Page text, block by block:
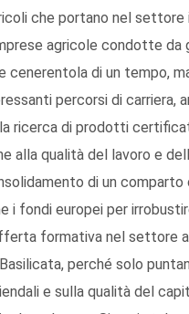
che portano nel
agricole condotte da
cenerentola di un tempo,
percorsi di carriera,
ricerca di prodotti
alla qualità del lavoro e
di un
i fondi europei per
formativa nel settore
perché solo
e sulla qualità del